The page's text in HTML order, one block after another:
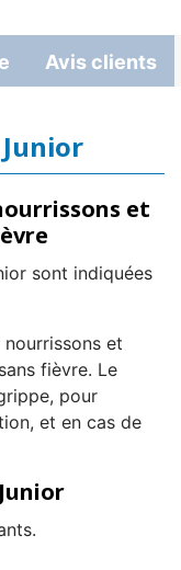
Avis clients
et
sont indiquées
et
fièvre. Le
pour
et en cas de